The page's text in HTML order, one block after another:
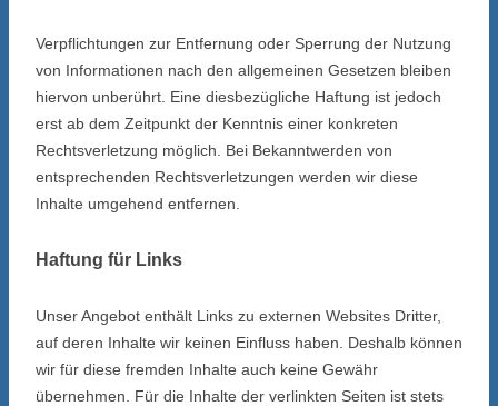
Verpflichtungen zur Entfernung oder Sperrung der Nutzung
von Informationen nach den allgemeinen Gesetzen bleiben
hiervon unberührt. Eine diesbezügliche Haftung ist jedoch
erst ab dem Zeitpunkt der Kenntnis einer konkreten
Rechtsverletzung möglich. Bei Bekanntwerden von
entsprechenden Rechtsverletzungen werden wir diese
Inhalte umgehend entfernen.
Haftung für Links
Unser Angebot enthält Links zu externen Websites Dritter,
auf deren Inhalte wir keinen Einfluss haben. Deshalb können
wir für diese fremden Inhalte auch keine Gewähr
übernehmen. Für die Inhalte der verlinkten Seiten ist stets